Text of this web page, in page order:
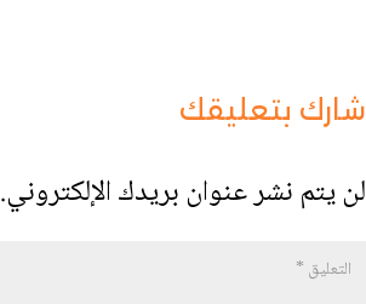
شارك بتعليقك
لن يتم نشر عنوان بريدك الإلكتروني.